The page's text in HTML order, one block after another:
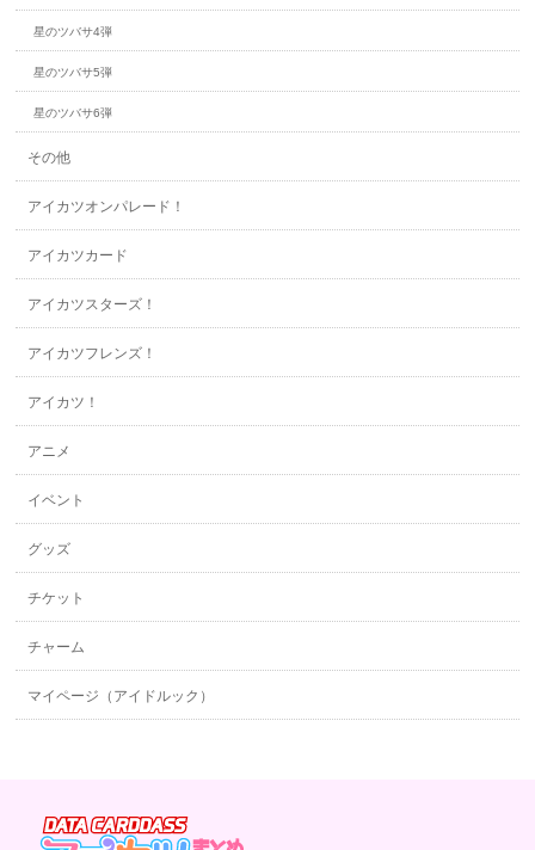
星のツバサ4弾
星のツバサ5弾
星のツバサ6弾
その他
アイカツオンパレード！
アイカツカード
アイカツスターズ！
アイカツフレンズ！
アイカツ！
アニメ
イベント
グッズ
チケット
チャーム
マイページ（アイドルック）